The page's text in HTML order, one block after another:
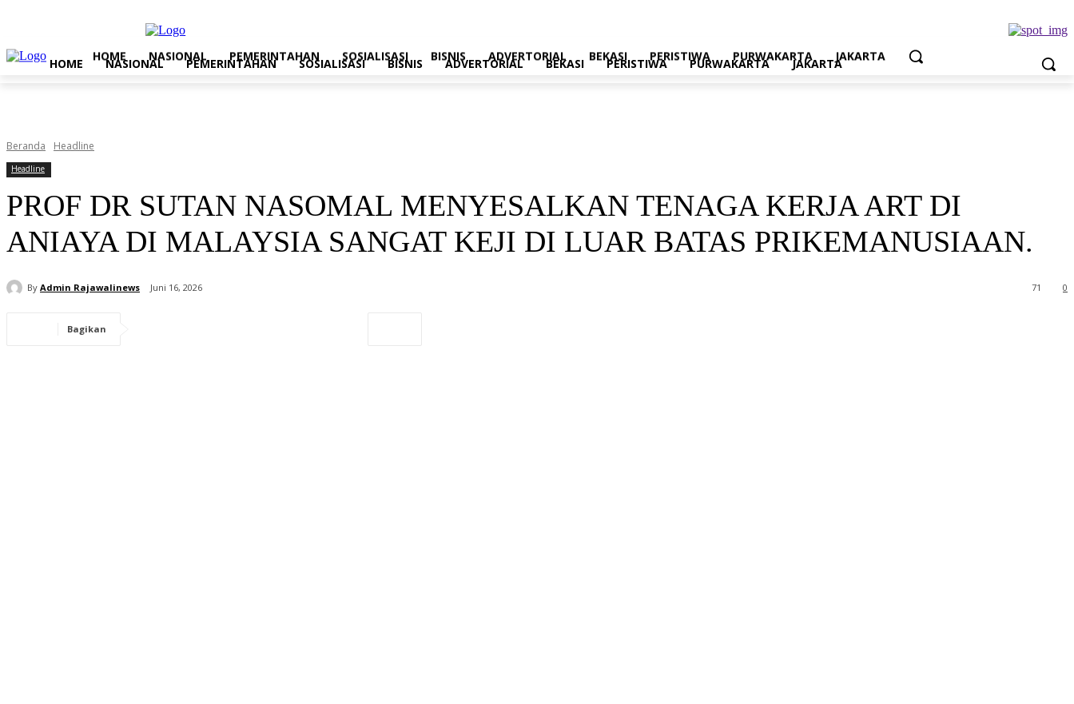
HOME NASIONAL PEMERINTAHAN SOSIALISASI BISNIS ADVERTORIAL BEKASI PERISTIWA PURWAKARTA JAKARTA
HOME NASIONAL PEMERINTAHAN SOSIALISASI BISNIS ADVERTORIAL BEKASI PERISTIWA PURWAKARTA JAKARTA
Beranda Headline
Headline
PROF DR SUTAN NASOMAL MENYESALKAN TENAGA KERJA ART DI
ANIAYA DI MALAYSIA SANGAT KEJI DI LUAR BATAS PRIKEMANUSIAAN.
By Admin Rajawalinews Juni 16, 2026 0
71
Bagikan